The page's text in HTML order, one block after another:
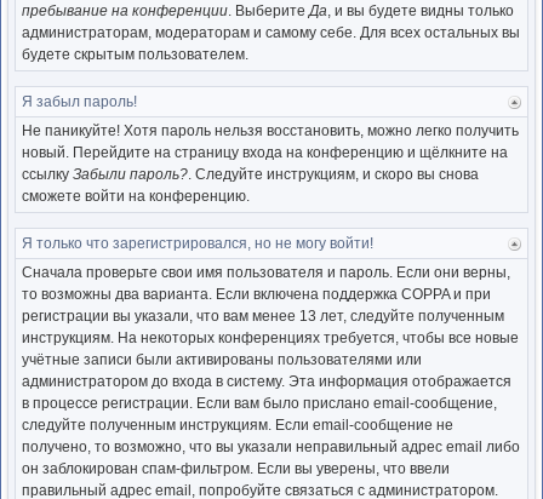
пребывание на конференции. ВыберитеДа, и вы будете видны только
администраторам, модераторам и самому себе. Для всех остальных вы
будете скрытым пользователем.
к
Я забыл пароль!
Не паникуйте! Хотя пароль нельзя восстановить, можно легко получить
новый. Перейдите на страницу входа на конференцию и щёлкните на
ссылку Забыли пароль?. Следуйте инструкциям, и скоро вы снова
сможете войти на конференцию.
Я только что зарегистрировался, но не могу войти!
Сначала проверьте свои имя пользователя и пароль. Если они верны,
то возможны два варианта. Если включена поддержка COPPA и при
регистрации вы указали, что вам менее 13 лет, следуйте полученным
инструкциям. На некоторых конференциях требуется, чтобы все новые
учётные записи были активированы пользователями или
администратором до входа в систему. Эта информация отображается
в процессе регистрации. Если вам было прислано email-сообщение,
следуйте полученным инструкциям. Если email-сообщение не
получено, то возможно, что вы указали неправильный адрес email либо
он заблокирован спам-фильтром. Если вы уверены, что ввели
правильный адрес email, попробуйте связаться с администратором.